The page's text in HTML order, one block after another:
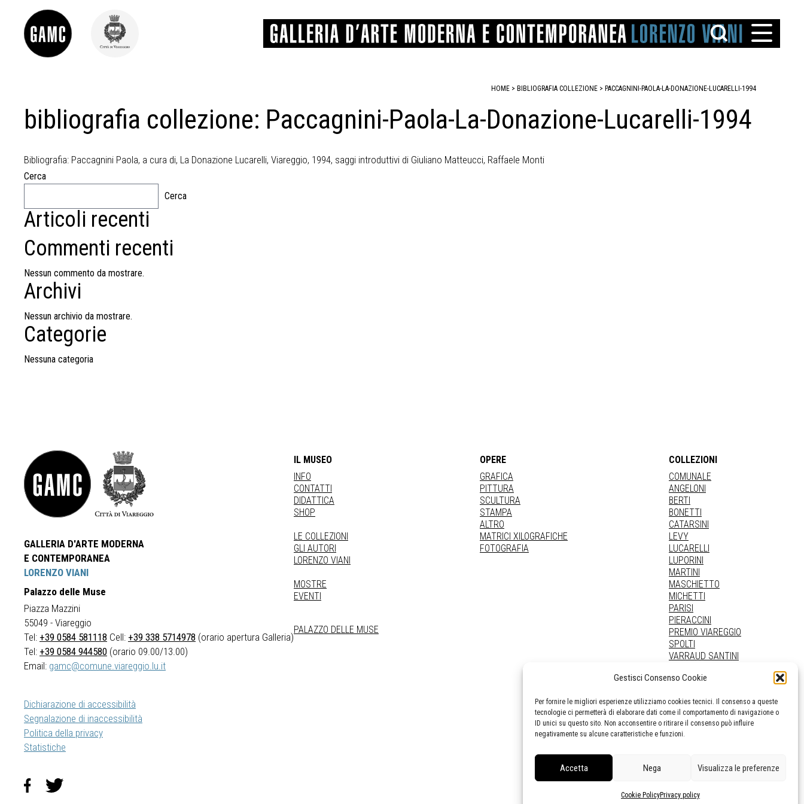
Gestisci Consenso Cookie
Per fornire le migliori esperienze utilizziamo cookies tecnici. Il consenso a queste
tecnologie ci permetterà di elaborare dati come il comportamento di navigazione o
ID unici su questo sito. Non acconsentire o ritirare il consenso può influire
negativamente su alcune caratteristiche e funzioni.
Accetta Nega Visualizza le preferenze
Cookie PolicyPrivacy policy
INFO
CONTATTI
LORENZO VIANI
GRAFICA
PITTURA
ALTRO
COMUNALE
ANGELONI
BERTI
BONETTI
MARTINI
MASCHIETTO
HOME > BIBLIOGRAFIA COLLEZIONE > PACCAGNINI-PAOLA-LA-DONAZIONE-LUCARELLI-1994
bibliografia collezione: Paccagnini-Paola-La-Donazione-Lucarelli-1994
Bibliografia: Paccagnini Paola, a cura di, La Donazione Lucarelli, Viareggio, 1994, saggi introduttivi di Giuliano Matteucci, Raffaele Monti
Cerca
Cerca
Articoli recenti
Commenti recenti
Nessun commento da mostrare.
Archivi
Nessun archivio da mostrare.
Categorie
Nessuna categoria
GALLERIA D'ARTE MODERNA
E CONTEMPORANEA
LORENZO VIANI
Palazzo delle Muse
Piazza Mazzini
55049 - Viareggio
Tel: +39 0584 581118 Cell: +39 338 5714978 (orario apertura Galleria)
Tel: +39 0584 944580 (orario 09.00/13.00)
Email: gamc@comune.viareggio.lu.it
Dichiarazione di accessibilità
Segnalazione di inaccessibilità
Politica della privacy
Statistiche
IL MUSEO
INFO
CONTATTI
DIDATTICA
SHOP
LE COLLEZIONI
GLI AUTORI
LORENZO VIANI
MOSTRE
EVENTI
PALAZZO DELLE MUSE
OPERE
GRAFICA
PITTURA
SCULTURA
STAMPA
ALTRO
MATRICI XILOGRAFICHE
FOTOGRAFIA
COLLEZIONI
COMUNALE
ANGELONI
BERTI
BONETTI
CATARSINI
LEVY
LUCARELLI
LUPORINI
MARTINI
MASCHIETTO
MICHETTI
PARISI
PIERACCINI
PREMIO VIAREGGIO
SPOLTI
VARRAUD SANTINI